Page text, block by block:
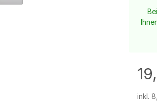
inkl.